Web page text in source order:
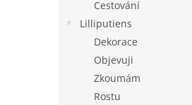
Cestování
Lilliputiens
Dekorace
Objevuji
Zkoumám
Rostu